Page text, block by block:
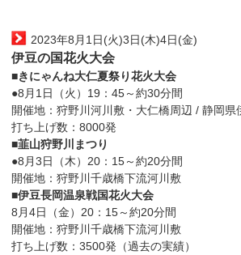
2023年8月1日(火)3日(木)4日(金)
伊豆の国花火大会
■きにゃんね大仁夏祭り花火大会
●8月1日（火）19：45～約30分間
開催地：狩野川河川敷・大仁橋周辺 / 静岡県
打ち上げ数：8000発
■韮山狩野川まつり
●8月3日（木）20：15～約20分間
開催地：狩野川千歳橋下流河川敷
■伊豆長岡温泉戦国花火大会
8月4日（金）20：15～約20分間
開催地：狩野川千歳橋下流河川敷
打ち上げ数：3500発（過去の実績）